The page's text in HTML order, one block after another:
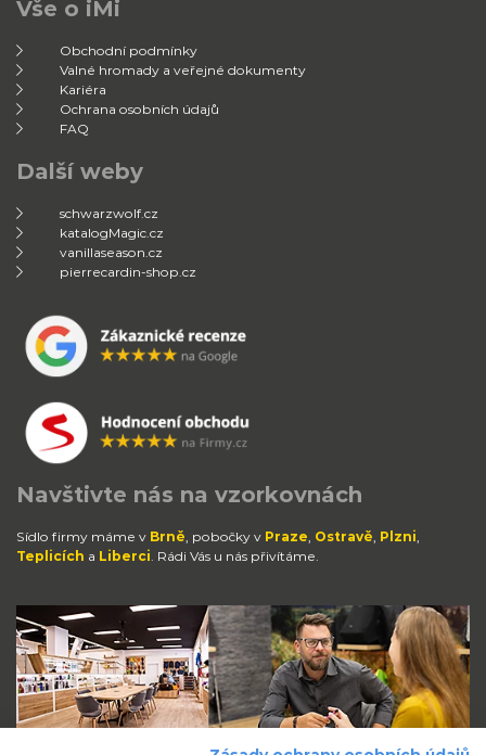
Vše o iMi
Obchodní podmínky
Valné hromady a veřejné dokumenty
Kariéra
Ochrana osobních údajů
FAQ
Další weby
schwarzwolf.cz
katalogMagic.cz
vanillaseason.cz
pierrecardin-shop.cz
Navštivte nás na vzorkovnách
Sídlo firmy máme v Brně , pobočky v Praze Ostravě Plzni
Teplicích a Liberci . Rádi Vás u nás přivítáme.